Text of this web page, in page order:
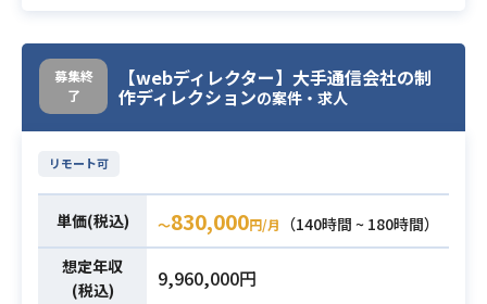
業務内容
【業務詳細】
以下サービス開発を行う。
・オンラインMTGサービス
必須スキル
・AWS構築経験
・Lambda、Python構築、利用実績
募集終
了
【webディレクター】大手通信会社の制
作ディレクションの案件・求人
リモート可
単価(税込) 〜830,000円/月
（140時間 ~ 180時間）
想定年収
(税込)
9,960,000円